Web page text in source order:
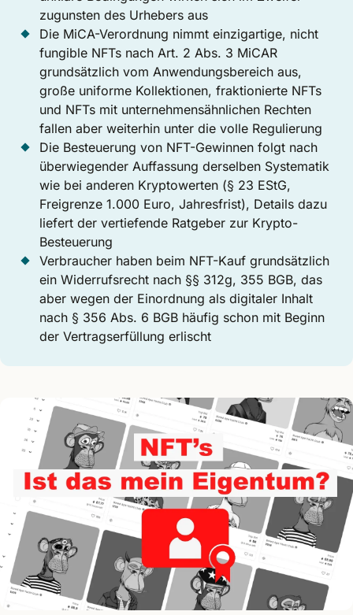
zugunsten des Urhebers aus
Die MiCA-Verordnung nimmt einzigartige, nicht
fungible NFTs nach Art. 2 Abs. 3 MiCAR
grundsätzlich vom Anwendungsbereich aus,
große uniforme Kollektionen, fraktionierte NFTs
und NFTs mit unternehmensähnlichen Rechten
fallen aber weiterhin unter die volle Regulierung
Die Besteuerung von NFT-Gewinnen folgt nach
überwiegender Auffassung derselben Systematik
wie bei anderen Kryptowerten (§ 23 EStG,
Freigrenze 1.000 Euro, Jahresfrist), Details dazu
liefert der vertiefende Ratgeber zur Krypto-
Besteuerung
Verbraucher haben beim NFT-Kauf grundsätzlich
ein Widerrufsrecht nach §§ 312g, 355 BGB, das
aber wegen der Einordnung als digitaler Inhalt
nach § 356 Abs. 6 BGB häufig schon mit Beginn
der Vertragserfüllung erlischt